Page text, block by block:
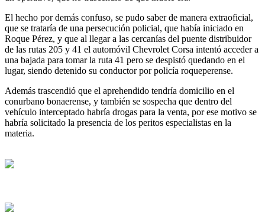
El hecho por demás confuso, se pudo saber de manera extraoficial,
que se trataría de una persecución policial, que había iniciado en
Roque Pérez, y que al llegar a las cercanías del puente distribuidor
de las rutas 205 y 41 el automóvil Chevrolet Corsa intentó acceder a
una bajada para tomar la ruta 41 pero se despistó quedando en el
lugar, siendo detenido su conductor por policía roqueperense.
Además trascendió que el aprehendido tendría domicilio en el
conurbano bonaerense, y también se sospecha que dentro del
vehículo interceptado habría drogas para la venta, por ese motivo se
habría solicitado la presencia de los peritos especialistas en la
materia.